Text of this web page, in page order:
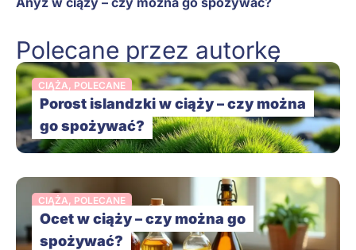
Polecane przez autorkę
CIĄŻA, POLECANE
Porost islandzki w ciąży – czy można
go spożywać?
CIĄŻA, POLECANE
Ocet w ciąży – czy można go
spożywać?